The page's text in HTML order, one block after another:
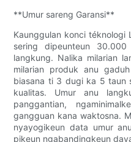
**Umur sareng Garansi**
Kaunggulan konci téknologi
sering dipeunteun
langkung. Nalika milarian
milarian produk anu
biasana ti 3 dugi ka 5 taun
kualitas. Umur anu
panggantian,
gangguan kana waktosna.
nyayogikeun data umur
pikeun ngabandingkeun